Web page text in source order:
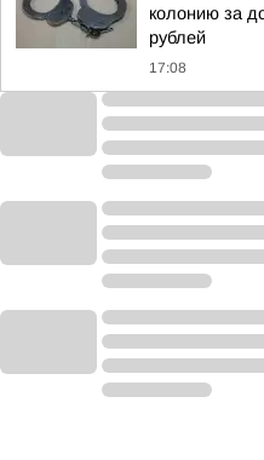
колонию за
рублей
17:08